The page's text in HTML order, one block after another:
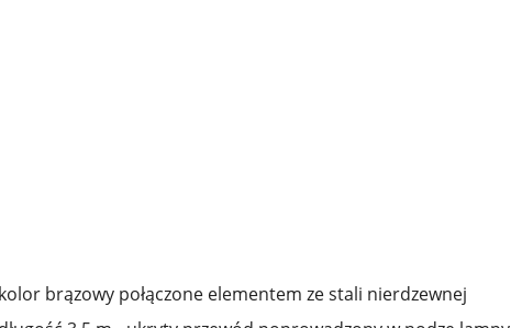
brązowy połączone elementem ze stali nierdzewnej